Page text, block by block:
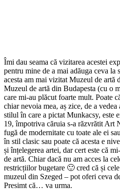
Îmi dau seama că vizitarea acestei
pentru mine de a mai adăuga ceva
acesta am mai vizitat Muzeul de artă
Muzeul de artă din Budapesta (cu o
care mi-au plăcut foarte mult. Poate
chiar nevoia mea, aș zice, de a vedea
stilul în care a pictat Munkacsy, este
19, împotriva căruia s-a răzvrătit Art
fugă de modernitate cu toate ale ei
în stil clasic sau poate că acesta e
și înțelegerea artei, dar cert este că
de artă. Chiar dacă nu am acces la
restricțiilor bugetare 🙂 cred că și
muzeul din Szeged – pot oferi ceva
Presimt că… va urma.